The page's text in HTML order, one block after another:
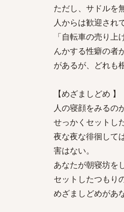
ただし、サドルを
人からは歓迎され
「自転車の売り
んかする性癖の者
があるが、どれも
【めざましどめ 】
人の寝顔をみるの
せっかくセットし
夜な夜な徘徊して
害はない。
あなたが朝寝坊を
セットしたつもり
めざましどめがあ